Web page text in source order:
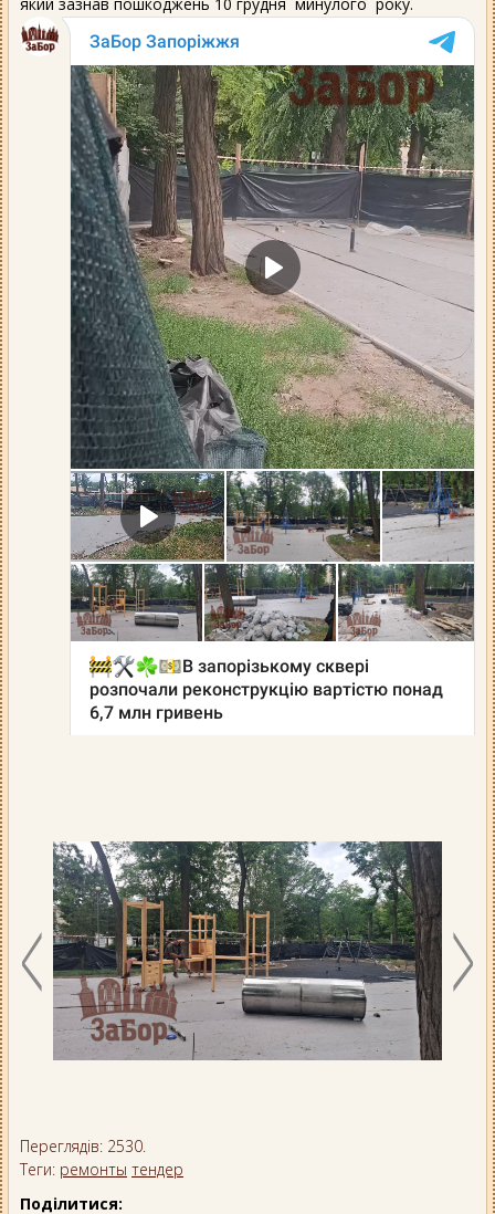
Переглядів: 2530.
Теги: ремонты тендер
Поділитися: